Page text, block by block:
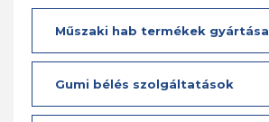
Műszaki hab termékek gyártása
Gumi bélés szolgáltatások